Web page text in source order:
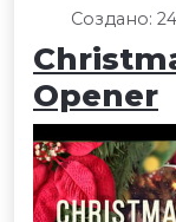
Создано:
Opener